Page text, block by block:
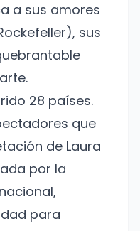
a sus amores
sus
28 países.
que
de Laura
por la
para